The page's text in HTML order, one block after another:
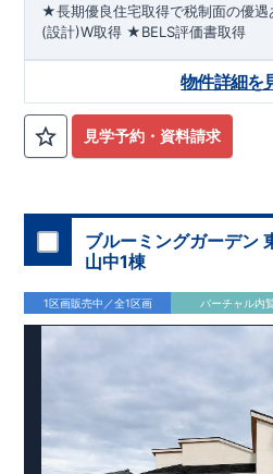
★長期優良住宅取得で税制面の優遇
(設計)W取得 ★BELS評価書取得
●2026年10月下旬完成予定● 閑静
ファミリーにはピッタリ! 平日休日
TEL:049-248-5700まで お気軽に
◎西武新宿線​『南大塚』駅まで
・大東中学校
稚園 ・おおぞら保育園 ■お買い物施
や・ ウェルパーク ete ■その他施設
しまクリニック・緑ヶ丘公園ete
なスパイスニッチ 【収納の多いお
実現 ・あると便利な床下収納 ・ト
納できる壁面収納
ング ・使用用途多数なロフトあり
の日でも洗濯物を干せる浴室乾燥
が増えても1部屋増やすことができ
広がる青空と緑や花々に彩られた
を感じられる住まいづくりを追求
様！周辺には利便施設が点在！
見学予約・資料請求
物件詳細を
ブルーミングガーデン
山中1棟
1区画販売中／全1区画 バーチャル内